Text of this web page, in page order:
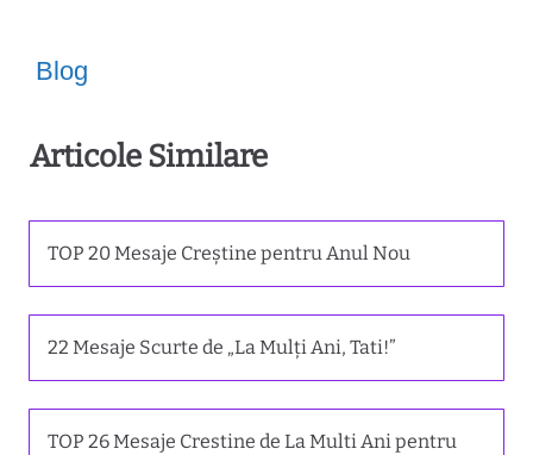
Blog
Articole Similare
TOP 20 Mesaje Creștine pentru Anul Nou
22 Mesaje Scurte de „La Mulți Ani, Tati!”
TOP 26 Mesaje Crestine de La Multi Ani pentru